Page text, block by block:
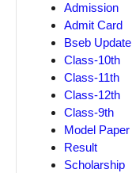
Admission
Admit Card
Bseb Update
Class-10th
Class-11th
Class-12th
Class-9th
Model Paper
Result
Scholarship